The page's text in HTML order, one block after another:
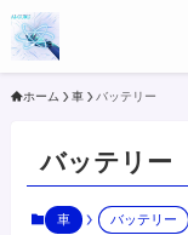
ホーム 車 バッテリー
バッテリー
車 バッテリー